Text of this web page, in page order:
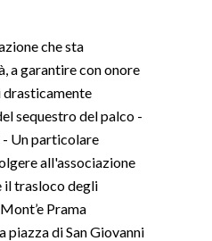
che sta
a garantire con onore
drasticamente
sequestro del palco -
- Un particolare
all'associazione
il trasloco degli
Prama
piazza di San Giovanni